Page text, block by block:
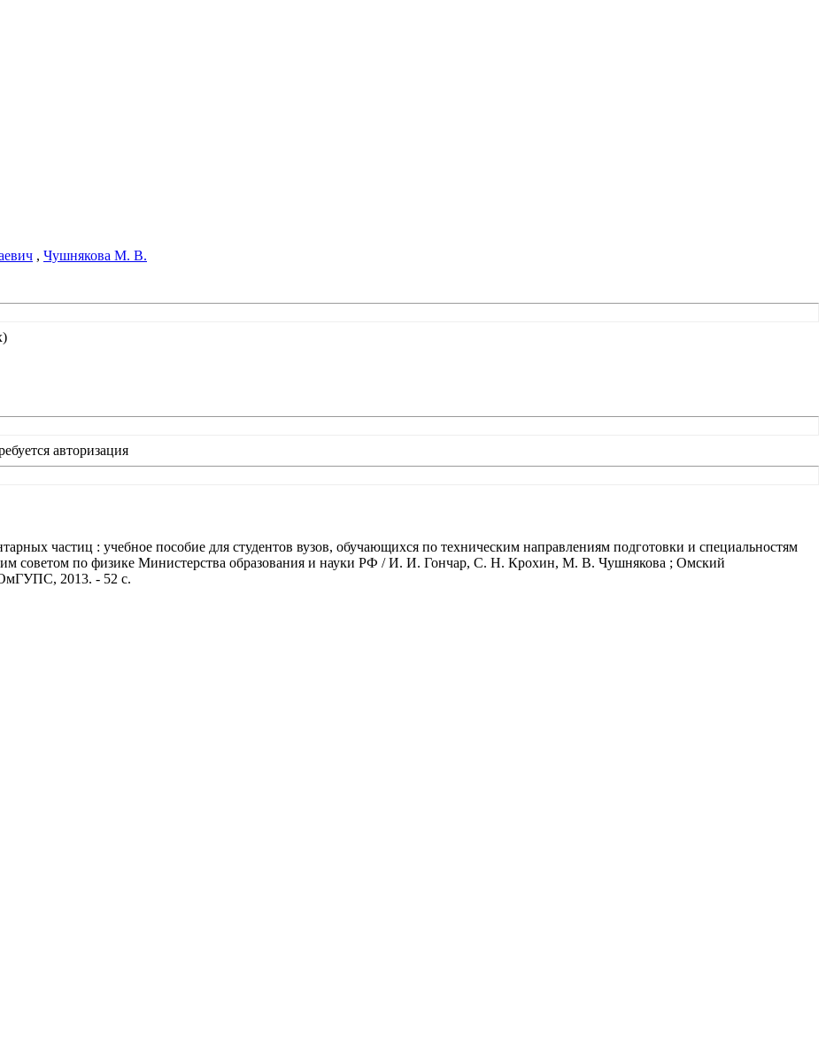
, Чушнякова М. В.
авторизация
частиц : учебное пособие для студентов вузов, обучающихся по техническим направлениям подготовки и специальностям
советом по физике Министерства образования и науки РФ / И. И. Гончар, С. Н. Крохин, М. В. Чушнякова ; Омский
2013. - 52 с.